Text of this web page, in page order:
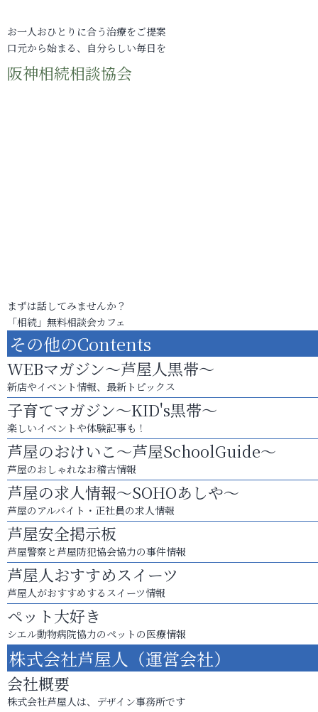
お一人おひとりに合う治療をご提案
口元から始まる、自分らしい毎日を
阪神相続相談協会
まずは話してみませんか？
「相続」無料相談会カフェ
その他のContents
WEBマガジン～芦屋人黒帯～
新店やイベント情報、最新トピックス
子育てマガジン～KID's黒帯～
楽しいイベントや体験記事も！
芦屋のおけいこ～芦屋SchoolGuide～
芦屋のおしゃれなお稽古情報
芦屋の求人情報～SOHOあしや～
芦屋のアルバイト・正社員の求人情報
芦屋安全掲示板
芦屋警察と芦屋防犯協会協力の事件情報
芦屋人おすすめスイーツ
芦屋人がおすすめするスイーツ情報
ペット大好き
シエル動物病院協力のペットの医療情報
株式会社芦屋人（運営会社）
会社概要
株式会社芦屋人は、デザイン事務所です